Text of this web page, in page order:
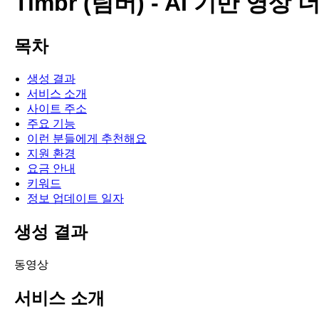
목차
생성 결과
서비스 소개
사이트 주소
주요 기능
이런 분들에게 추천해요
지원 환경
요금 안내
키워드
정보 업데이트 일자
생성 결과
동영상
서비스 소개